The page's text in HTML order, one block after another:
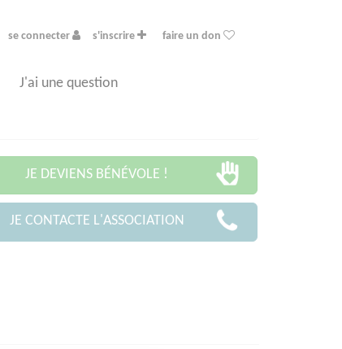
se connecter s'inscrire faire un don
J'ai une question
JE DEVIENS BÉNÉVOLE !
JE CONTACTE L'ASSOCIATION